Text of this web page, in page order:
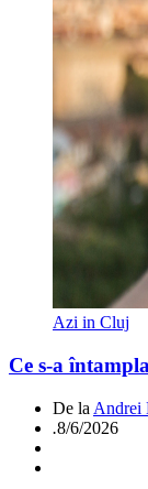
Azi in Cluj
Ce s-a
De la Andrei
.8/6/2026